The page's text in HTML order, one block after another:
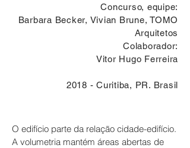
Concurso, equipe:
Barbara Becker, Vivian Brune, TOMO
Arquitetos
Colaborador:
Vitor Hugo Ferreira
2018 - Curitiba, PR. Brasil
O edifício parte da relação cidade-edifício.
A volumetria mantém áreas abertas de